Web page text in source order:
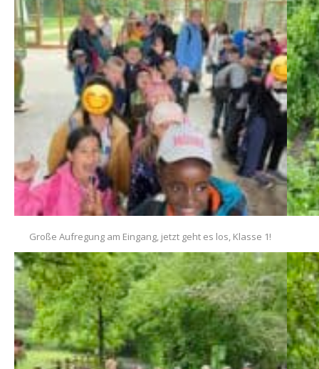
Große Aufregung am Eingang, jetzt geht es los, Klasse 1!